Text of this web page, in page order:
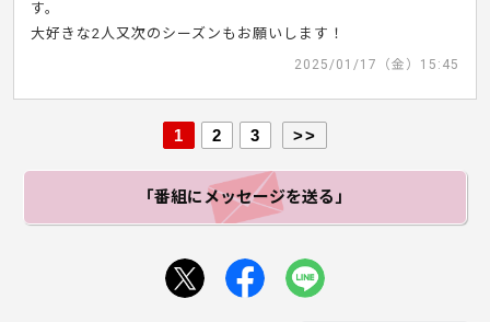
す。
大好きな2人又次のシーズンもお願いします！
2025/01/17（金）15:45
1 2 3 >>
「番組にメッセージを送る」